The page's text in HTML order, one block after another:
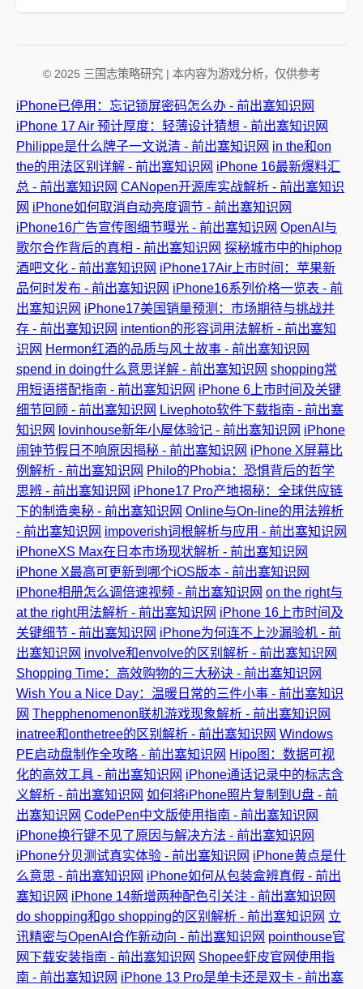
© 2025 三国志策略研究 | 本内容为游戏分析，仅供参考
iPhone已停用：忘记锁屏密码怎么办 - 前出塞知识网
iPhone 17 Air 预计厚度：轻薄设计猜想 - 前出塞知识网
Philippe是什么牌子一文说清 - 前出塞知识网 in the和on
the的用法区别详解 - 前出塞知识网 iPhone 16最新爆料汇
总 - 前出塞知识网 CANopen开源库实战解析 - 前出塞知识
网 iPhone如何取消自动亮度调节 - 前出塞知识网
iPhone16广告宣传图细节曝光 - 前出塞知识网 OpenAI与
歌尔合作背后的真相 - 前出塞知识网 探秘城市中的hiphop
酒吧文化 - 前出塞知识网 iPhone17Air上市时间：苹果新
品何时发布 - 前出塞知识网 iPhone16系列价格一览表 - 前
出塞知识网 iPhone17美国销量预测：市场期待与挑战并
存 - 前出塞知识网 intention的形容词用法解析 - 前出塞知
识网 Hermon红酒的品质与风土故事 - 前出塞知识网
spend in doing什么意思详解 - 前出塞知识网 shopping常
用短语搭配指南 - 前出塞知识网 iPhone 6上市时间及关键
细节回顾 - 前出塞知识网 Livephoto软件下载指南 - 前出塞
知识网
lovinhouse新年小屋体验记 - 前出塞知识网 iPhone
闹钟节假日不响原因揭秘 - 前出塞知识网 iPhone X屏幕比
例解析 - 前出塞知识网 Philo的Phobia：恐惧背后的哲学
思辨 - 前出塞知识网 iPhone17 Pro产地揭秘：全球供应链
下的制造奥秘 - 前出塞知识网 Online与On-line的用法辨析
- 前出塞知识网 impoverish词根解析与应用 - 前出塞知识网
iPhoneXS Max在日本市场现状解析 - 前出塞知识网
iPhone X最高可更新到哪个iOS版本 - 前出塞知识网
iPhone相册怎么调倍速视频 - 前出塞知识网 on the right与
at the right用法解析 - 前出塞知识网 iPhone 16上市时间及
关键细节 - 前出塞知识网 iPhone为何连不上沙漏验机 - 前
出塞知识网 involve和envolve的区别解析 - 前出塞知识网
Shopping Time：高效购物的三大秘诀 - 前出塞知识网
Wish You a Nice Day：温暖日常的三件小事 - 前出塞知识
网 Thepphenomenon联机游戏现象解析 - 前出塞知识网
inatree和onthetree的区别解析 - 前出塞知识网 Windows
PE启动盘制作全攻略 - 前出塞知识网 Hipo图：数据可视
化的高效工具 - 前出塞知识网 iPhone通话记录中的标志含
义解析 - 前出塞知识网 如何将iPhone照片复制到U盘 - 前
出塞知识网 CodePen中文版使用指南 - 前出塞知识网
iPhone换行键不见了原因与解决方法 - 前出塞知识网
iPhone分贝测试真实体验 - 前出塞知识网 iPhone黄点是什
么意思 - 前出塞知识网 iPhone如何从包装盒辨真假 - 前出
塞知识网 iPhone 14新增两种配色引关注 - 前出塞知识网
do shopping和go shopping的区别解析 - 前出塞知识网 立
讯精密与OpenAI合作新动向 - 前出塞知识网 pointhouse官
网下载安装指南 - 前出塞知识网 Shopee虾皮官网使用指
南 - 前出塞知识网 iPhone 13 Pro是单卡还是双卡 - 前出塞